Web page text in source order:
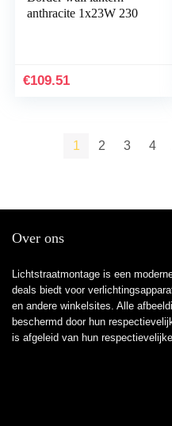
anthracite 1x23W 230
€109.51
1 2 3 4
Over ons
Lichtstraatmontage is een
deals biedt voor
en andere winkelsites. Alle
beschermd door hun
is afgeleid van hun